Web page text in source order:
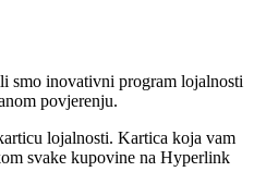
smo inovativni program lojalnosti
povjerenju.
lojalnosti. Kartica koja vam
svake kupovine na Hyperlink